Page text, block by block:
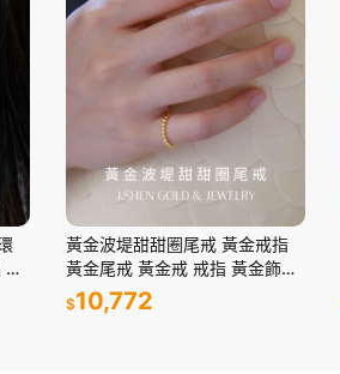
黃金波堤甜甜圈尾戒 黃金戒指
黃金尾戒 黃金戒 戒指 黃金飾品
純金飾品 禮物
$10,772